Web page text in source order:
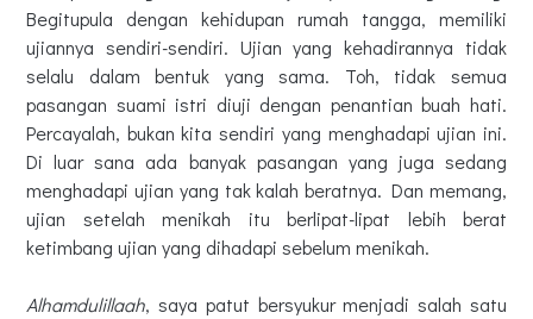
Begitupula dengan kehidupan rumah tangga, memiliki
ujiannya sendiri-sendiri. Ujian yang kehadirannya tidak
selalu dalam bentuk yang sama. Toh, tidak semua
pasangan suami istri diuji dengan penantian buah hati.
Percayalah, bukan kita sendiri yang menghadapi ujian ini.
Di luar sana ada banyak pasangan yang juga sedang
menghadapi ujian yang tak kalah beratnya. Dan memang,
ujian setelah menikah itu berlipat-lipat lebih berat
ketimbang ujian yang dihadapi sebelum menikah.
Alhamdulillaah, saya patut bersyukur menjadi salah satu